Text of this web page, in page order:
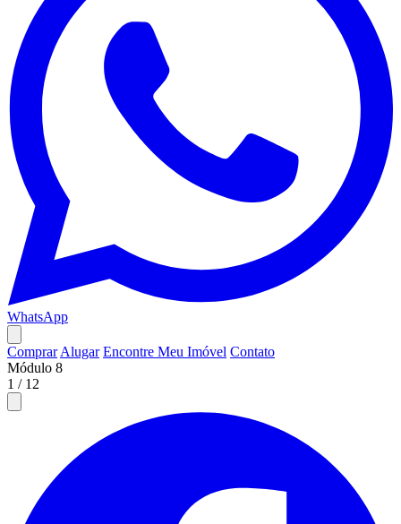
WhatsApp
Comprar Alugar Encontre Meu Imóvel Contato
Módulo 8
1 / 12